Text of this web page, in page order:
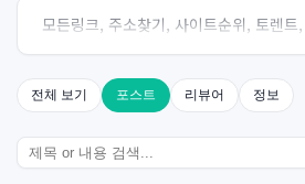
모든링크, 주소찾기, 사이트순위, 토렌
증, 스포츠, 드라마, 커뮤니티 링
전체 보기 포스트 리뷰어 정보